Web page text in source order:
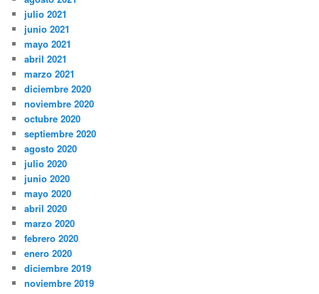
julio 2021
junio 2021
mayo 2021
abril 2021
marzo 2021
diciembre 2020
noviembre 2020
octubre 2020
septiembre 2020
agosto 2020
julio 2020
junio 2020
mayo 2020
abril 2020
marzo 2020
febrero 2020
enero 2020
diciembre 2019
noviembre 2019